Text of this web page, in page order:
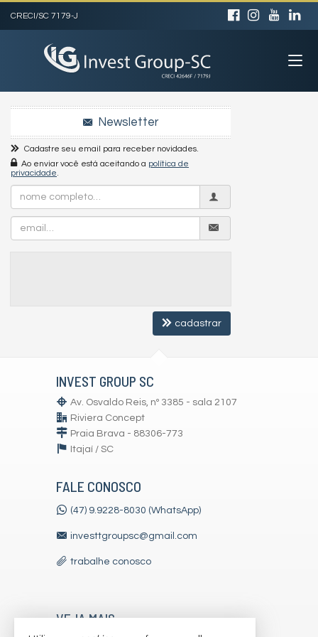
CRECI/SC 7179-J
Newsletter
Cadastre seu email para receber novidades.
Ao enviar você está aceitando a política de
privacidade.
Completo
cadastrar
INVEST GROUP SC
Av. Osvaldo Reis, nº 3385 - sala 2107
Riviera Concept
Praia Brava - 88306-773
Itajaí / SC
FALE CONOSCO
(47) 9.9228-8030 (WhatsApp)
investtgroupsc@gmail.com
trabalhe conosco
VEJA MAIS